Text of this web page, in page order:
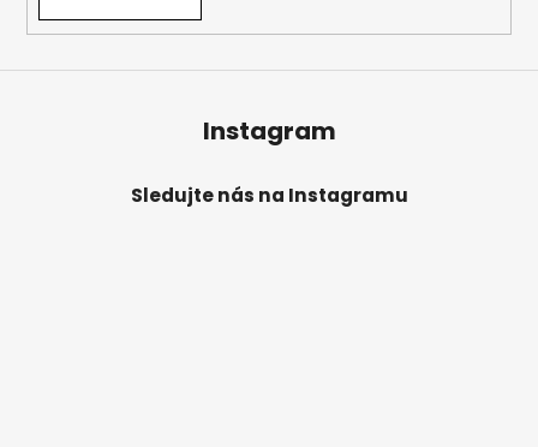
Instagram
Sledujte nás na Instagramu